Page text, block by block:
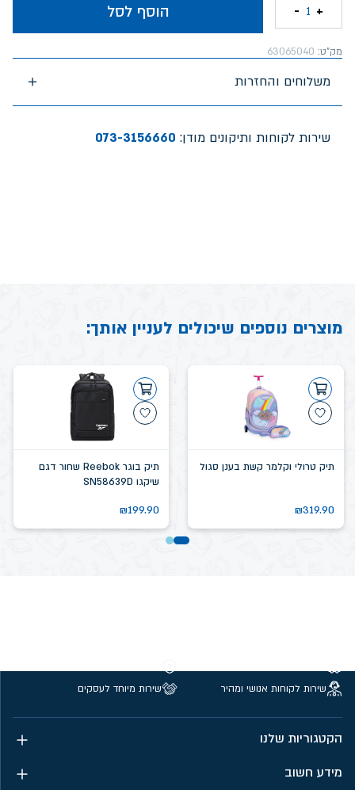
הוסף לסל +
1
-
מק"ט: 63065040
משלוחים והחזרות
שירות לקוחות ותיקונים מודן: 073-3156660
מוצרים נוספים שיכולים לעניין אותך:
תיק טרולי וקלמר קשת בענן סגול
₪319.90
תיק בוגר Reebok שחור דגם
שיקגו SN58639D
₪199.90
שירות לקוחות אנושי ומהיר
שירות מיוחד לעסקים
הקטגוריות שלנו
מידע חשוב